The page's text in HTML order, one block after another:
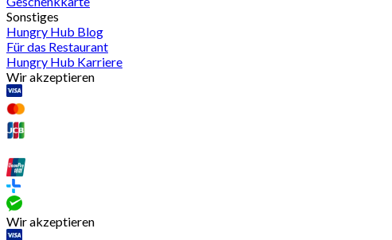
Sonstiges
Hungry Hub Blog
Für das Restaurant
Hungry Hub Karriere
Wir akzeptieren
Wir akzeptieren